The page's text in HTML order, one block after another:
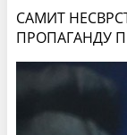
САМИТ
ПРОПАГАНДУ